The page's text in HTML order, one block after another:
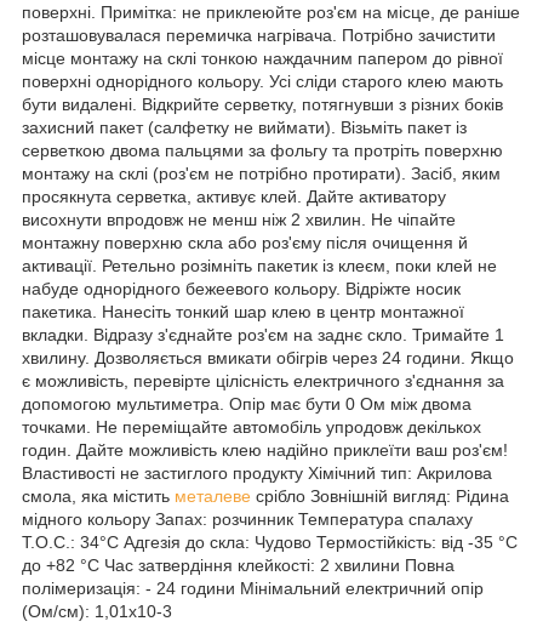
поверхні. Примітка: не приклеюйте роз'єм на місце, де раніше
розташовувалася перемичка нагрівача. Потрібно зачистити
місце монтажу на склі тонкою наждачним папером до рівної
поверхні однорідного кольору. Усі сліди старого клею мають
бути видалені. Відкрийте серветку, потягнувши з різних боків
захисний пакет (салфетку не виймати). Візьміть пакет із
серветкою двома пальцями за фольгу та протріть поверхню
монтажу на склі (роз'єм не потрібно протирати). Засіб, яким
просякнута серветка, активує клей. Дайте активатору
висохнути впродовж не менш ніж 2 хвилин. Не чіпайте
монтажну поверхню скла або роз'єму після очищення й
активації. Ретельно розімніть пакетик із клеєм, поки клей не
набуде однорідного бежеевого кольору. Відріжте носик
пакетика. Нанесіть тонкий шар клею в центр монтажної
вкладки. Відразу з'єднайте роз'єм на заднє скло. Тримайте 1
хвилину. Дозволяється вмикати обігрів через 24 години. Якщо
є можливість, перевірте цілісність електричного з'єднання за
допомогою мультиметра. Опір має бути 0 Ом між двома
точками. Не переміщайте автомобіль упродовж декількох
годин. Дайте можливість клею надійно приклеїти ваш роз'єм!
Властивості не застиглого продукту Хімічний тип: Акрилова
смола, яка містить металеве срібло Зовнішній вигляд: Рідина
мідного кольору Запах: розчинник Температура спалаху
T.O.C.: 34°С Адгезія до скла: Чудово Термостійкість: від -35 °C
до +82 °C Час затвердіння клейкості: 2 хвилини Повна
полімеризація: - 24 години Мінімальний електричний опір
(Ом/см): 1,01х10-3